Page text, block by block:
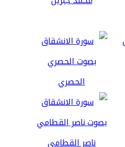
الحصري
ناصر القطامي